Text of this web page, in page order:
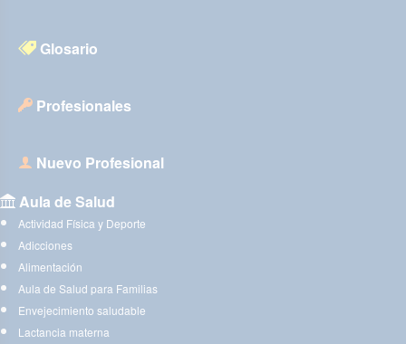
Glosario
Profesionales
Nuevo Profesional
Aula de Salud
Actividad Física y Deporte
Adicciones
Alimentación
Aula de Salud para Familias
Envejecimiento saludable
Lactancia materna